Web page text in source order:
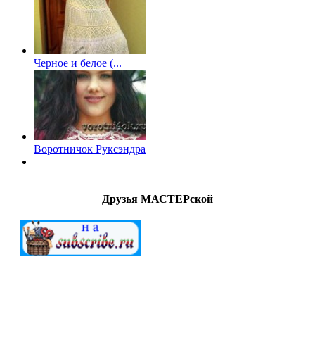
Черное и белое (...
Воротничок Руксэндра
Друзья МАСТЕРской